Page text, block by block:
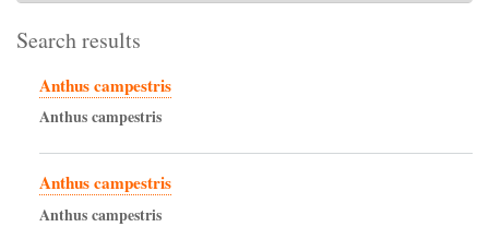
Search results
Anthus campestris
Anthuscampestris
Anthus campestris
Anthuscampestris